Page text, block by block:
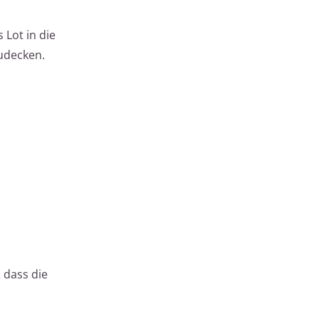
Lot in die
dass die